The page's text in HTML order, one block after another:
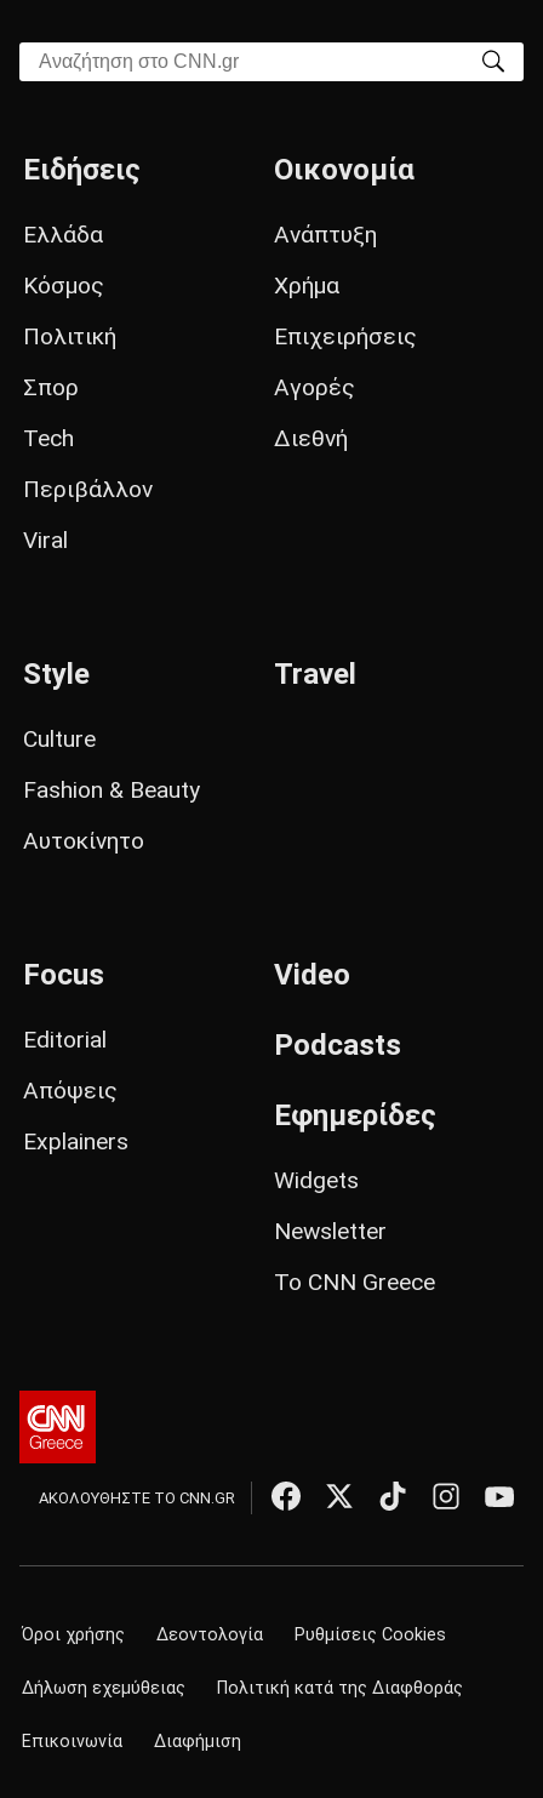
Αναζήτηση στο CNN.gr
Ειδήσεις
Ελλάδα
Κόσμος
Πολιτική
Σπορ
Tech
Περιβάλλον
Viral
Οικονομία
Ανάπτυξη
Χρήμα
Επιχειρήσεις
Αγορές
Διεθνή
Style
Culture
Fashion & Beauty
Αυτοκίνητο
Travel
Focus
Editorial
Απόψεις
Explainers
Video
Podcasts
Εφημερίδες
Widgets
Newsletter
Το CNN Greece
ΑΚΟΛΟΥΘΗΣΤΕ ΤΟ CNN.GR
Όροι χρήσης Δεοντολογία Ρυθμίσεις Cookies
Δήλωση εχεμύθειας Πολιτική κατά της Διαφθοράς
Επικοινωνία Διαφήμιση